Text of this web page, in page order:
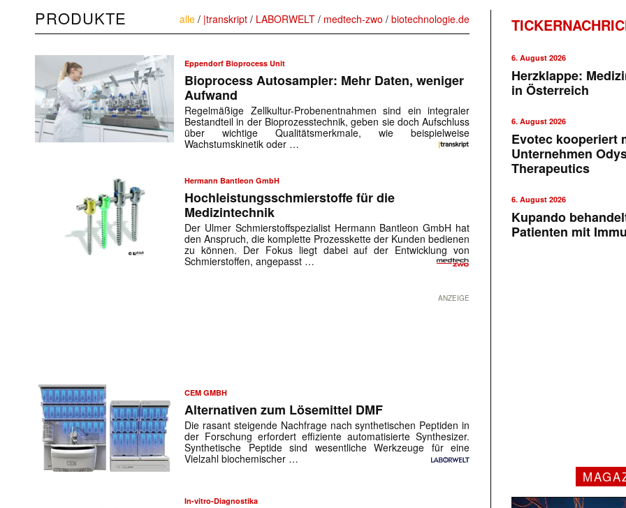
PRODUKTE alle / |transkript / LABORWELT / medtech-zwo /biotechnologie.de
Eppendorf Bioprocess Unit
Bioprocess Autosampler: Mehr Daten, weniger
Aufwand
Regelmäßige Zellkultur-Probenentnahmen sind ein integraler
Bestandteil in der Bioprozesstechnik, geben sie doch Aufschluss
über wichtige Qualitätsmerkmale, wie beispielweise
Wachstumskinetik oder …
Hermann Bantleon GmbH
Hochleistungsschmierstoffe für die
Medizintechnik
Der Ulmer Schmierstoffspezialist Hermann Bantleon GmbH hat
den Anspruch, die komplette Prozesskette der Kunden bedienen
zu können. Der Fokus liegt dabei auf der Entwicklung von
Schmierstoffen, angepasst …
ANZEIGE
CEM GMBH
Alternativen zum Lösemittel DMF
Die rasant steigende Nachfrage nach synthetischen Peptiden in
der Forschung erfordert effiziente automatisierte Synthesizer.
Synthetische Peptide sind wesentliche Werkzeuge für eine
Vielzahl biochemischer …
In-vitro-Diagnostika
6. August 2026
Herzklappe:
in Österreich
6. August 2026
Evotec kooperiert
Unternehmen
Therapeutics
6. August 2026
Kupando
Patienten mit